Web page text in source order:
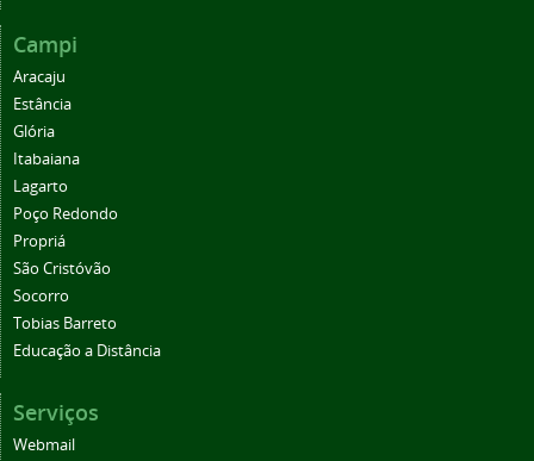
Campi
Aracaju
Estância
Glória
Itabaiana
Lagarto
Poço Redondo
Propriá
São Cristóvão
Socorro
Tobias Barreto
Educação a Distância
Serviços
Webmail